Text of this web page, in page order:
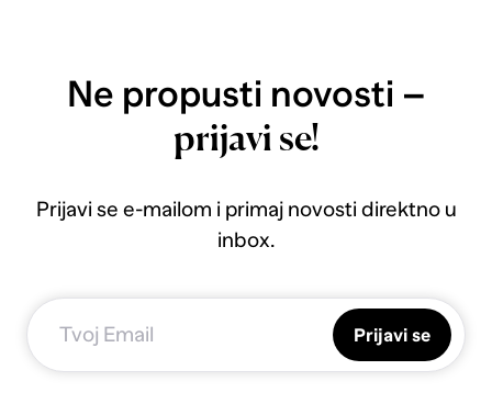
Ne propusti novosti –
prijavi se!
Prijavi se e-mailom i primaj novosti direktno u
inbox.
Prijavi se